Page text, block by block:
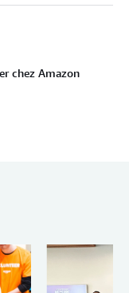
chez Amazon